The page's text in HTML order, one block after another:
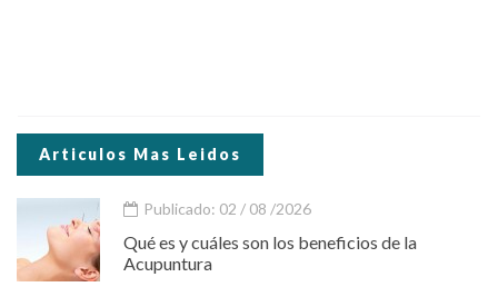
Articulos Mas Leidos
Publicado: 02 / 08 /2026
Qué es y cuáles son los beneficios de la
Acupuntura